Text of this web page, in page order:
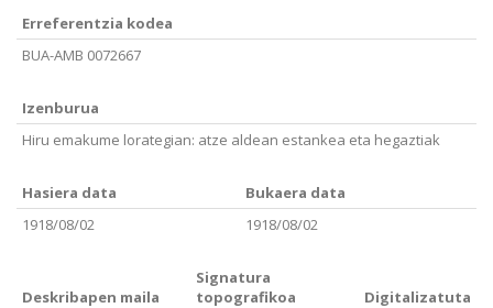
Erreferentzia kodea
BUA-AMB 0072667
Izenburua
Hiru emakume lorategian: atze aldean estankea eta hegaztiak
Hasiera data
Bukaera data
1918/08/02
1918/08/02
Deskribapen maila
Signatura
topografikoa
Digitalizatuta